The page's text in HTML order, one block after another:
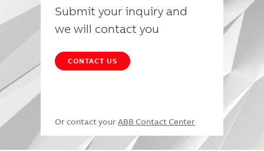
Submit your inquiry and
we will contact you
CONTACT US
Or contact your ABB Contact Center